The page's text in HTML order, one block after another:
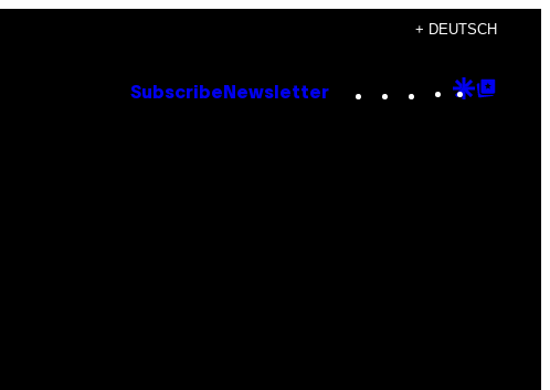
+ DEUTSCH
Subscribe Newsletter Instagram
TikTok
YouTube
Google